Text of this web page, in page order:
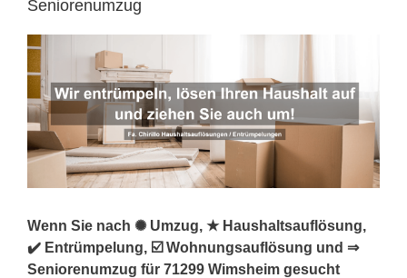
Seniorenumzug
Wenn Sie nach ✺ Umzug, ★ Haushaltsauflösung,
✔️ Entrümpelung, ☑️ Wohnungsauflösung und ⇒
Seniorenumzug für 71299 Wimsheim gesucht